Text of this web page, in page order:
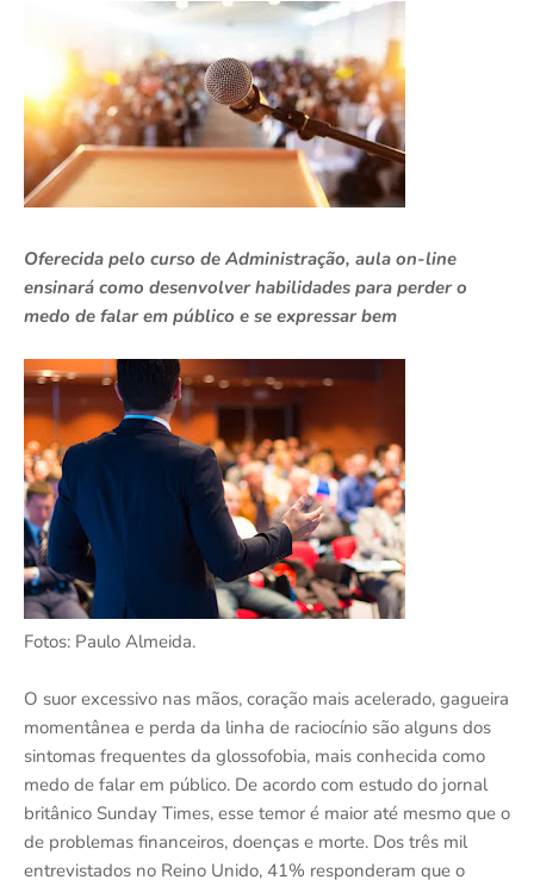
Oferecida pelo curso de Administração, aula on-line
ensinará como desenvolver habilidades para perder o
medo de falar em público e se expressar bem
Fotos: Paulo Almeida.
O suor excessivo nas mãos, coração mais acelerado, gagueira
momentânea e perda da linha de raciocínio são alguns dos
sintomas frequentes da glossofobia, mais conhecida como
medo de falar em público. De acordo com estudo do jornal
britânico Sunday Times, esse temor é maior até mesmo que o
de problemas financeiros, doenças e morte. Dos três mil
entrevistados no Reino Unido, 41% responderam que o